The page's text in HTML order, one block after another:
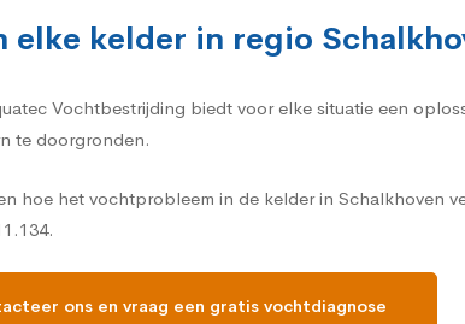
kelder in regio
Vochtbestrijding biedt voor elke situatie een
te doorgronden.
hoe het vochtprobleem in de kelder in Schalkhoven
ons en vraag een gratis vochtdiagnose